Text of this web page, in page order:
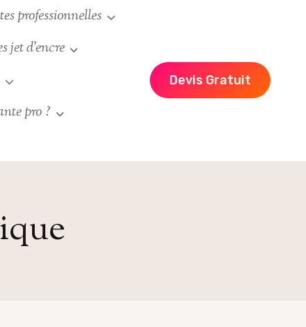
professionnelles
jet d’encre
pro ?
Devis Gratuit